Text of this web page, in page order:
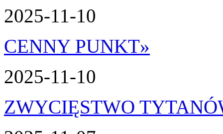
2025-11-10
CENNY PUNKT»
2025-11-10
ZWYCIĘSTWO